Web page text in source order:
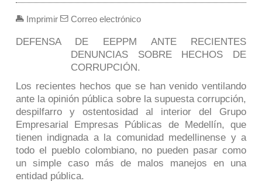
Imprimir Correo electrónico
DEFENSA DE EEPPM ANTE RECIENTES
DENUNCIAS SOBRE HECHOS DE
CORRUPCIÓN.
Los recientes hechos que se han venido ventilando
ante la opinión pública sobre la supuesta corrupción,
despilfarro y ostentosidad al interior del Grupo
Empresarial Empresas Públicas de Medellín, que
tienen indignada a la comunidad medellinense y a
todo el pueblo colombiano, no pueden pasar como
un simple caso más de malos manejos en una
entidad pública.